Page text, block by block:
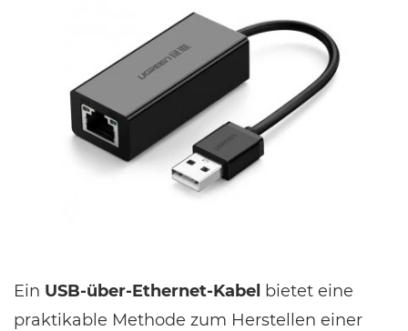
Ein USB-über-Ethernet-Kabel bietet eine
praktikable Methode zum Herstellen einer